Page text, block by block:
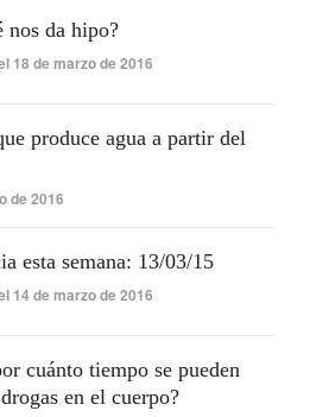
nos da hipo?
18 de marzo de 2016
produce agua a partir del
de 2016
esta semana: 13/03/15
14 de marzo de 2016
cuánto tiempo se pueden
en el cuerpo?